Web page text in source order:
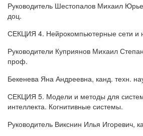
Руководитель Шестопалов Михаил
доц.
СЕКЦИЯ 4. Нейрокомпьютерные сети и
Руководители Куприянов Михаил
проф.
Бекенева Яна Андреевна, канд. техн.
СЕКЦИЯ 5. Модели и методы для систем
интеллекта. Когнитивные системы.
Руководитель Викснин Илья Игоревич,